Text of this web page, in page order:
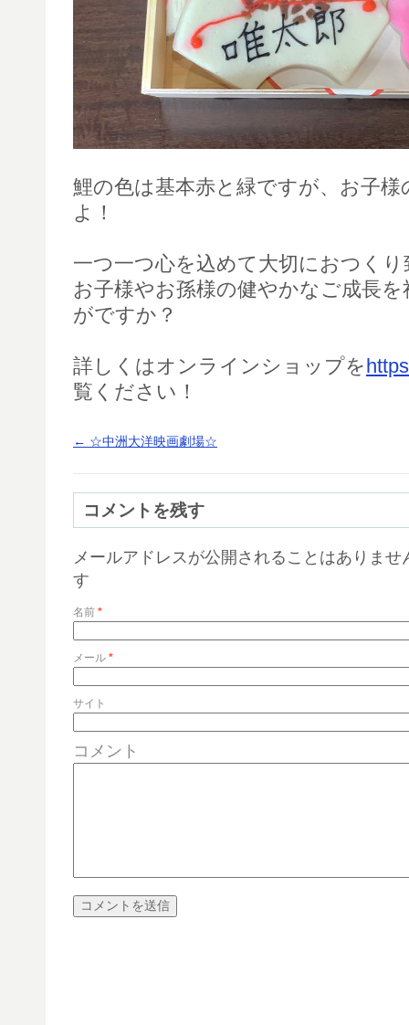
鯉の色は基本赤と緑ですが、お子
よ！
一つ一つ心を込めて大切におつく
お子様やお孫様の健やかなご成長
がですか？
詳しくはオンラインショップを
覧ください！
← ☆中洲大洋映画劇場☆
コメントを残す
メールアドレスが公開されることはありませ
す
名前 *
メール *
サイト
コメント